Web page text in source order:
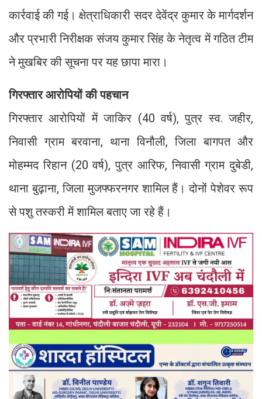
कार्रवाई की गई। क्षेत्राधिकारी सदर देवेंद्र कुमार के मार्गदर्शन
और प्रभारी निरीक्षक संजय कुमार सिंह के नेतृत्व में गठित टीम
ने मुखबिर की सूचना पर यह छापा मारा।
गिरफ्तार आरोपियों की पहचान
गिरफ्तार आरोपियों में जाकिर (40 वर्ष), पुत्र स्व. जहीर,
निवासी ग्राम बरवाना, थाना विनौली, जिला बागपत और
मोहम्मद रिहान (20 वर्ष), पुत्र आरिफ, निवासी ग्राम दुबेडी,
थाना बुढ़ाना, जिला मुजफ्फरनगर शामिल हैं। दोनों पेशेवर रूप
से पशु तस्करी में शामिल बताए जा रहे हैं।